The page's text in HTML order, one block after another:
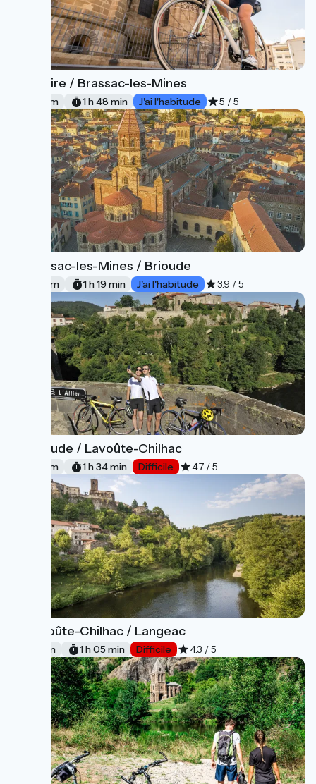
Issoire / Brassac-les-Mines
27 km 1 h 48 min J'ai l'habitude 5 / 5
Brassac-les-Mines / Brioude
20 km 1 h 19 min J'ai l'habitude 3.9 / 5
Brioude / Lavoûte-Chilhac
24 km 1 h 34 min Difficile 4.7 / 5
Lavoûte-Chilhac / Langeac
16 km 1 h 05 min Difficile 4.3 / 5